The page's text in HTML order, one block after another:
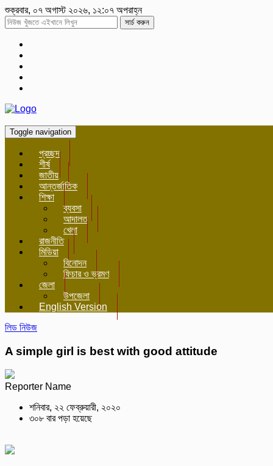
শুক্রবার, ০৭ অগাস্ট ২০২৬, ১২:০৭ অপরাহ্ন
সার্চ করুন
Toggle navigation
প্রচ্ছদ
শীর্ষ
জাতীয়
আন্তর্জাতিক
শিক্ষা
ব্যবসা
আদালত
খেলা
রাজনীতি
মিডিয়া
বিনোদন
ফিচার ও ভ্রমণ
জেলা
উপজেলা
English Version
লিড নিউজ
A simple girl is best with good attitude
Reporter Name
শনিবার, ২২ ফেব্রুয়ারী, ২০২০
৩০৮ বার পড়া হয়েছে